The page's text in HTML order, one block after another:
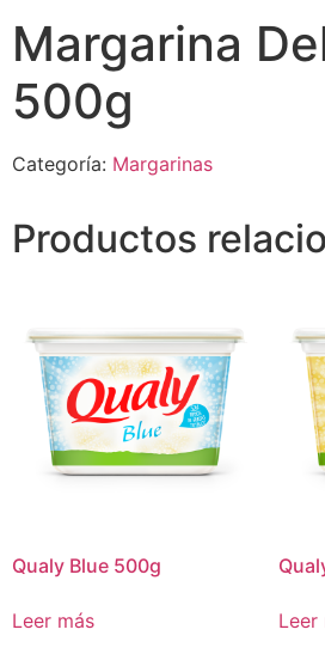
Margarina
500g
Categoría: Margarinas
Productos
Qualy Blue 500g
Leer más Leer